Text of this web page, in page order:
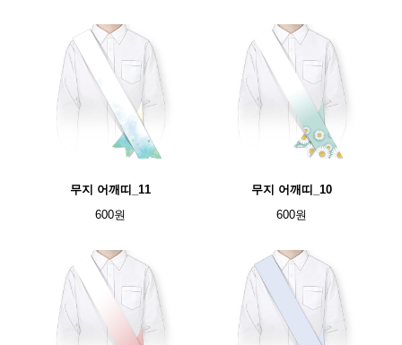
무지 어깨띠_11
600원
무지 어깨띠_10
600원